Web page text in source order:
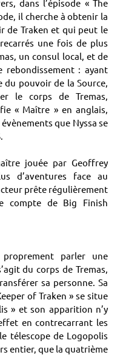
dans l’épisode « The
il cherche à obtenir la
de Traken et qui peut le
une fois de plus
un consul local, et de
rebondissement : ayant
pouvoir de la Source,
le corps de Tremas,
« Maître » en anglais,
que Nyssa se
jouée par Geoffrey
d’aventures face au
prête régulièrement
compte de Big Finish
parler une
du corps de Tremas,
sa personne. Sa
of Traken » se situe
» et son apparition n’y
en contrecarrant les
télescope de Logopolis
entier, que la quatrième